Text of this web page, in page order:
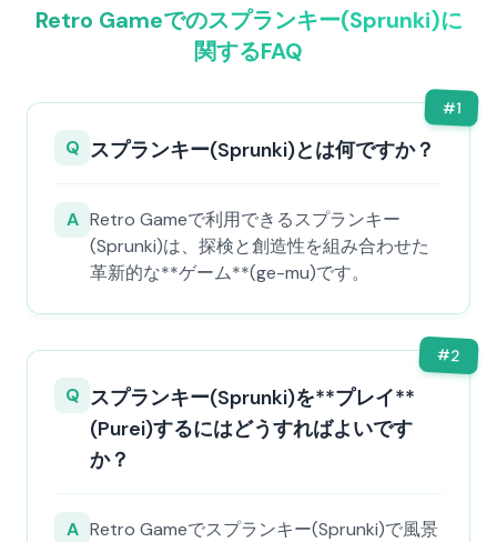
Retro Gameでのスプランキー(Sprunki)に
関するFAQ
#1
Q スプランキー(Sprunki)とは何ですか？
A Retro Gameで利用できるスプランキー
(Sprunki)は、探検と創造性を組み合わせた
革新的な**ゲーム**(ge-mu)です。
#2
Q スプランキー(Sprunki)を**プレイ**
(Purei)するにはどうすればよいです
か？
A Retro Gameでスプランキー(Sprunki)で風景